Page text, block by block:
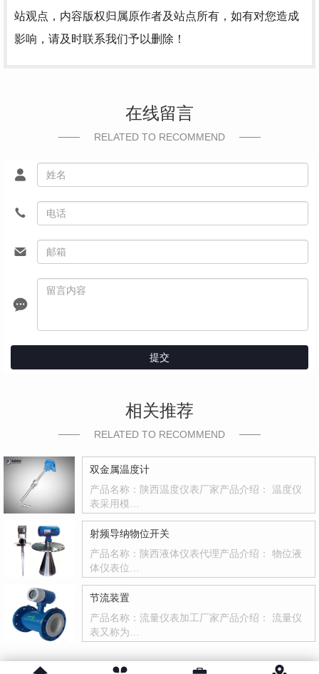
站观点，内容版权归属原作者及站点所有，如有对您造成
影响，请及时联系我们予以删除！
在线留言
RELATED TO RECOMMEND
提交
相关推荐
RELATED TO RECOMMEND
双金属温度计
产品名称：陕西温度仪表厂家产品介绍： 温度仪
表采用模…
射频导纳物位开关
产品名称：陕西液体仪表代理产品介绍： 物位液
体仪表位…
节流装置
产品名称：流量仪表加工厂家产品介绍： 流量仪
表又称为…